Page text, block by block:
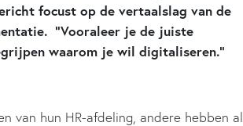
focust op de vertaalslag van de
“Vooraleer je de juiste
waarom je wil digitaliseren.”
van hun HR-afdeling, andere hebben al